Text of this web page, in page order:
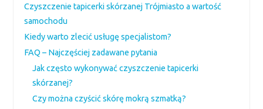
Czyszczenie tapicerki skórzanej Trójmiasto a wartość
samochodu
Kiedy warto zlecić usługę specjalistom?
FAQ – Najczęściej zadawane pytania
Jak często wykonywać czyszczenie tapicerki
skórzanej?
Czy można czyścić skórę mokrą szmatką?